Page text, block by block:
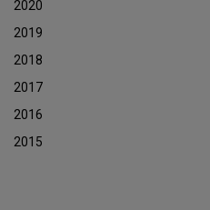
2020
2019
2018
2017
2016
2015